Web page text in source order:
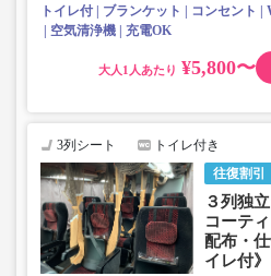
トイレ付 ブランケット コンセント
空気清浄機
充電OK
大人 ¥5,800〜
往復割引
3列シート トイレ付き
３列独
コーテ
配布・
イレ付》